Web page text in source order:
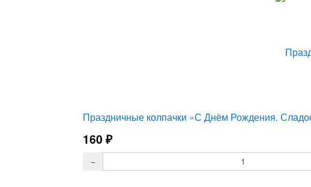
Праздничные колпачки «С Днём Рождения.
160 ₽